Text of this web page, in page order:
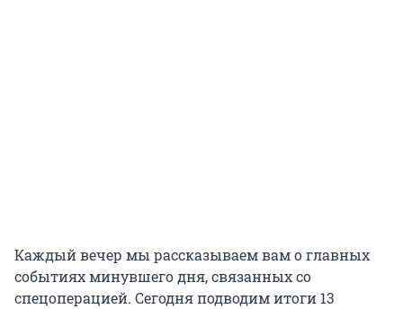
Каждый вечер мы рассказываем вам о главных
событиях минувшего дня, связанных со
спецоперацией. Сегодня подводим итоги 13